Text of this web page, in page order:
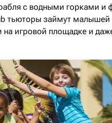
с водными горками и
тьюторы займут
игровой площадке и